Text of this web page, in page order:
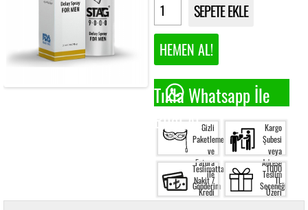
SEPETE EKLE
HEMEN AL!
Tıkla Whatsapp İle
Bilgi Al.Gizli
Paketleme
ve
Fatura
ile
Gönderim
Kargo
Şubesi
veya
Adrese
Teslim
Seçeneği
Teslimatta
Nakit /
Kredi
Kartı
1000
TL
Üzeri
Siparişte